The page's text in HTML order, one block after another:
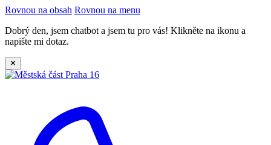
Rovnou na obsah Rovnou na menu
Dobrý den, jsem chatbot a jsem tu pro vás! Klikněte na ikonu a
napište mi dotaz.
✕